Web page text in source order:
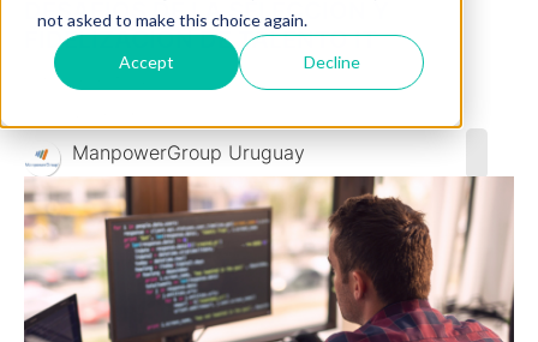
not asked to make this choice again.
Accept Decline
DESAFÍOS DE LA SELECCIÓN Y
FIDELIZACIÓN DE TALENTO IT
3 min de lectura
ManpowerGroup Uruguay